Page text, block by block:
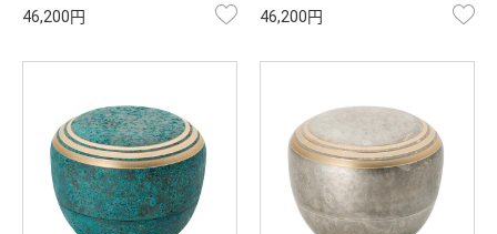
46,200円
お気に入り
46,200円